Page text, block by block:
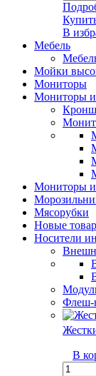
В
Мебель
Мойки
Мониторы
Мониторы и
Мониторы
Мясорубки
Новые
Носители
Флеш-
В